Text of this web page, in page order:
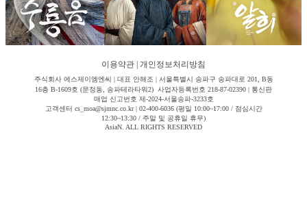
이용약관 개인정보처리방침
주식회사 에스제이엠엔씨 | 대표 안해조 | 서울특별시 송파구 송파대로 201, B동
16층 B-1609호 (문정동, 송파테라타워2) 사업자등록번호 218-87-02390 | 통신판
매업 신고번호 제-2024-서울송파-3233호
고객센터 cs_moa@sjmnc.co.kr | 02-400-6036 (평일 10:00~17:00 / 점심시간
12:30~13:30 / 주말 및 공휴일 휴무)
AsiaN. ALL RIGHTS RESERVED